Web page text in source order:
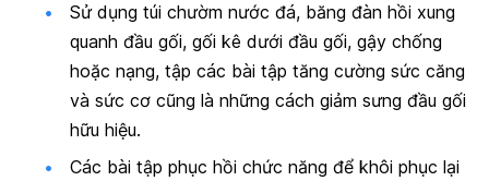
Sử dụng túi chườm nước đá, băng đàn hồi xung
quanh đầu gối, gối kê dưới đầu gối, gậy chống
hoặc nạng, tập các bài tập tăng cường sức căng
và sức cơ cũng là những cách giảm sưng đầu gối
hữu hiệu.
Các bài tập phục hồi chức năng để khôi phục lại